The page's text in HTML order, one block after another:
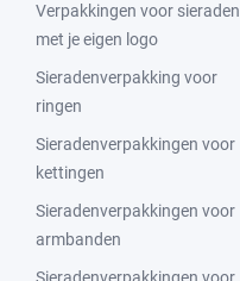
Verpakkingen voor sieraden
met je eigen logo
Sieradenverpakking voor
ringen
Sieradenverpakkingen voor
kettingen
Sieradenverpakkingen voor
armbanden